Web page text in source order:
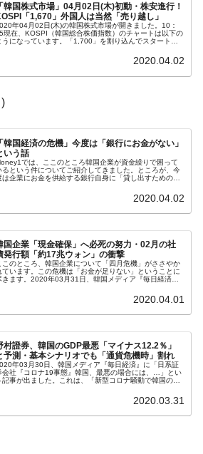
式市場･暗黒の火曜日。サーキットブ
体2銘柄の暴落
ードローン金利「15％」突破！
優勝校を最も多く輩出している都道
天ライオンズ」とは？
白毛馬」とは？
くら？ 競馬GI競走で勝利騎手がもら
ダーの意外すぎるモチーフとは？
大崩壊、鳴かず飛ばずに終わりそう
？
ーズ挑戦の歴史。松山以前に最高位
塁打、最多の清原に次いで多く打っ
？
ルの高額取引馬が稼いだ金額とは？
「韓国株式市場」04月02日(木)初動・株安進行！
「1,670」外国人は当然「売り越し」
年04月02日(木)の韓国株式市場が開きました。10：
現在、KOSPI（韓国総合株価指数）のチャートは以下の
うになっています。「1,700」を割り込んでスタート
2020.04.02
「韓国経済の危機」今度は「銀行にお金がない」
いう話
では、ここのところ韓国企業が資金繰りで困って
るという件についてご紹介してきました。ところが、今
は企業にお金を供給する銀行自身に「貸し出すためのお
2020.04.02
国企業「現金確保」へ必死の努力・02月の社
発行額「約17兆ウォン」の衝撃
このところ、韓国企業について「四月危機」がささやか
ています。この危機は「お金が足りない」ということに
きます。2020年03月31日、韓国メディア『毎日経済』
2020.04.01
村證券、韓国のGDP最悪「マイナス12.2％」
予測・基本シナリオでも「通貨危機時」割れ
年03月30日、韓国メディア『毎日経済』に「日系証
会社『コロナ19事態』韓国、最悪の場合には、…」とい
記事が出ました。これは、「新型コロナ騒動で韓国の
2020.03.31